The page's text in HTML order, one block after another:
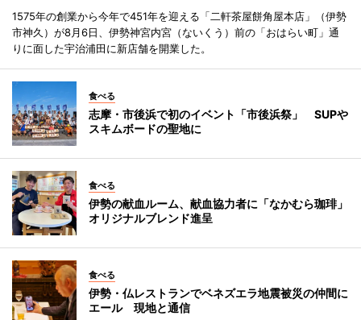
1575年の創業から今年で451年を迎える「二軒茶屋餅角屋本店」（伊勢
市神久）が8月6日、伊勢神宮内宮（ないくう）前の「おはらい町」通
りに面した宇治浦田に新店舗を開業した。
食べる
志摩・市後浜で初のイベント「市後浜祭」 SUPや
スキムボードの聖地に
食べる
伊勢の献血ルーム、献血協力者に「なかむら珈琲」
オリジナルブレンド進呈
食べる
伊勢・仏レストランでベネズエラ地震被災の仲間に
エール 現地と通信